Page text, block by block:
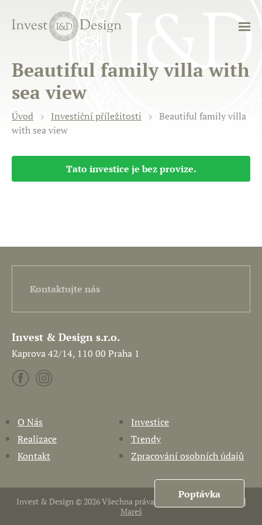
Beautiful family villa with
sea view
Úvod Investiční příležitosti
Beautiful family villa
with sea view
Tato investice je bez provize.
Kontaktujte nás
Invest & Design s.r.o.
Kaprova 42/14, 110 00 Praha 1
O Nás
Investice
Realizace
Trendy
Kontakt
Zpracování osobních údajů
Invest & Design © 2026 Všechna práva vyhrazena. Vytvořil
Pavel
Mareš
Poptávka